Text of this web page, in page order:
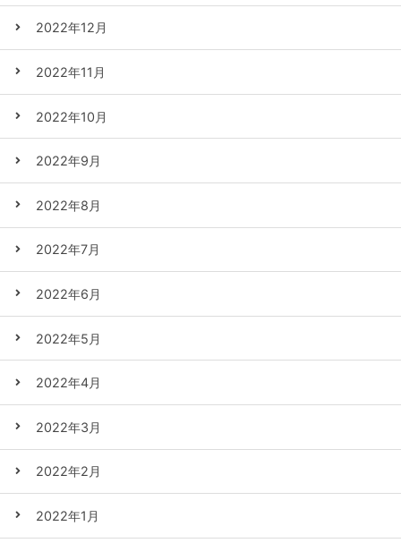
2022年12月
2022年11月
2022年10月
2022年9月
2022年8月
2022年7月
2022年6月
2022年5月
2022年4月
2022年3月
2022年2月
2022年1月